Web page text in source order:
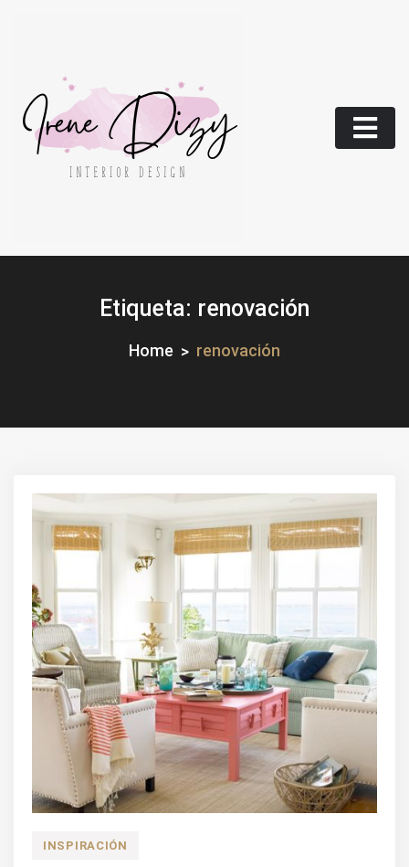
Etiqueta: renovación
Home renovación
INSPIRACIÓN